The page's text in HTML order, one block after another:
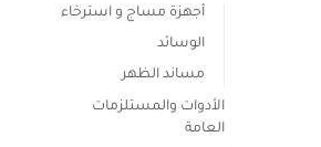
أجهزة مساج و استرخاء
الوسائد
مساند الظهر
الأدوات والمستلزمات
العامة